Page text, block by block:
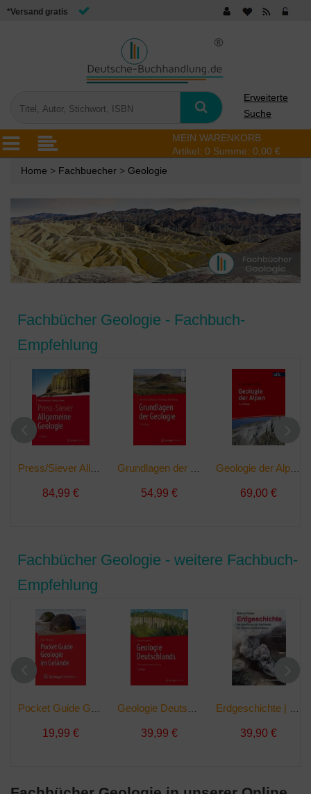
*Versand gratis
Erweiterte
Suche
MEIN WARENKORB
Artikel: 0 Summe: 0,00 €
Home > Fachbuecher > Geologie
Fachbücher Geologie - Fachbuch-
Empfehlung
84,99 € 54,99 € 69,00 €
Fachbücher Geologie - weitere Fachbuch-
Empfehlung
19,99 € 39,99 € 39,90 €